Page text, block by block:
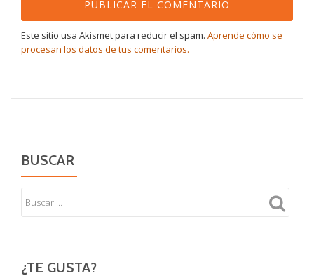
Este sitio usa Akismet para reducir el spam. Aprende cómo se
procesan los datos de tus comentarios.
BUSCAR
¿TE GUSTA?